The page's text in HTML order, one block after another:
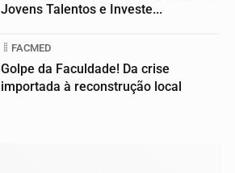
Jovens Talentos e Investe...
FACMED
Golpe da Faculdade! Da crise
importada à reconstrução local